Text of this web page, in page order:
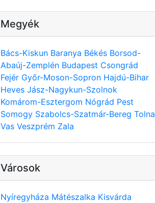
Megyék
Bács-Kiskun Baranya Békés Borsod-
Abaúj-Zemplén Budapest Csongrád
Fejér Győr-Moson-Sopron Hajdú-Bihar
Heves Jász-Nagykun-Szolnok
Komárom-Esztergom Nógrád Pest
Somogy Szabolcs-Szatmár-Bereg Tolna
Vas Veszprém Zala
Városok
Nyíregyháza Mátészalka Kisvárda